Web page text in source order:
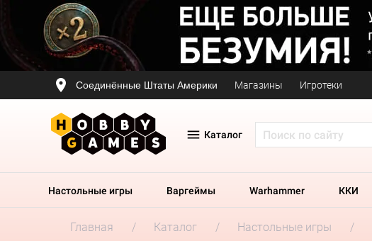
Соединённые Штаты Америки Магазины Игротеки
Каталог
Настольные игры Варгеймы Warhammer ККИ
Главная Каталог Настольные игры